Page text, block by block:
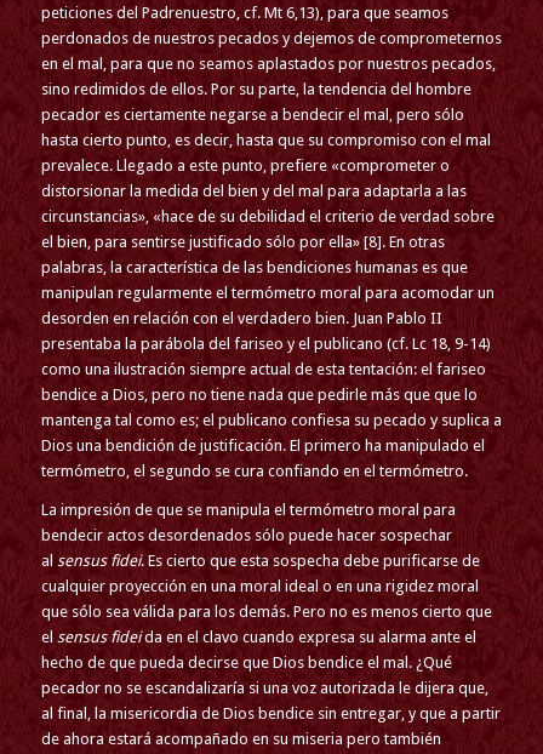
peticiones del Padrenuestro, cf. Mt 6,13), para que seamos
perdonados de nuestros pecados y dejemos de comprometernos
en el mal, para que no seamos aplastados por nuestros pecados,
sino redimidos de ellos. Por su parte, la tendencia del hombre
pecador es ciertamente negarse a bendecir el mal, pero sólo
hasta cierto punto, es decir, hasta que su compromiso con el mal
prevalece. Llegado a este punto, prefiere «comprometer o
distorsionar la medida del bien y del mal para adaptarla a las
circunstancias», «hace de su debilidad el criterio de verdad sobre
el bien, para sentirse justificado sólo por ella» [8]. En otras
palabras, la característica de las bendiciones humanas es que
manipulan regularmente el termómetro moral para acomodar un
desorden en relación con el verdadero bien. Juan Pablo II
presentaba la parábola del fariseo y el publicano (cf. Lc 18, 9-14)
como una ilustración siempre actual de esta tentación: el fariseo
bendice a Dios, pero no tiene nada que pedirle más que que lo
mantenga tal como es; el publicano confiesa su pecado y suplica a
Dios una bendición de justificación. El primero ha manipulado el
termómetro, el segundo se cura confiando en el termómetro.
La impresión de que se manipula el termómetro moral para
bendecir actos desordenados sólo puede hacer sospechar
al sensus fidei. Es cierto que esta sospecha debe purificarse de
cualquier proyección en una moral ideal o en una rigidez moral
que sólo sea válida para los demás. Pero no es menos cierto que
el sensus fideida en el clavo cuando expresa su alarma ante el
hecho de que pueda decirse que Dios bendice el mal. ¿Qué
pecador no se escandalizaría si una voz autorizada le dijera que,
al final, la misericordia de Dios bendice sin entregar, y que a partir
de ahora estará acompañado en su miseria pero también